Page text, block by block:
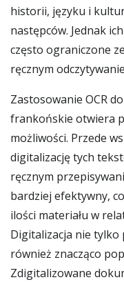
historii, języku i
następców. Jednak
często ograniczone
ręcznym
Zastosowanie OCR
frankońskie otwiera
możliwości. Przede
digitalizację tych
ręcznym
bardziej efektywny,
ilości materiału w
Digitalizacja nie tylko
również znacząco
Zdigitalizowane